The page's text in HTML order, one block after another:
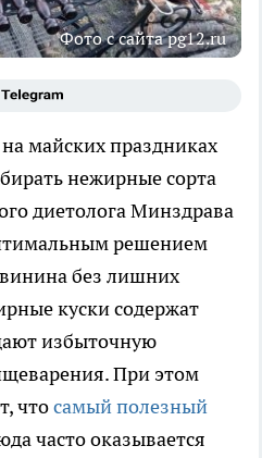
Фото с сайта pg12.ru
майских праздниках
нежирные сорта
диетолога Минздрава
решением
без лишних
куски содержат
избыточную
При этом
чтосамый полезный
часто оказывается